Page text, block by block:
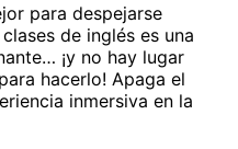
para despejarse
de inglés es una
¡y no hay lugar
hacerlo! Apaga el
inmersiva en la